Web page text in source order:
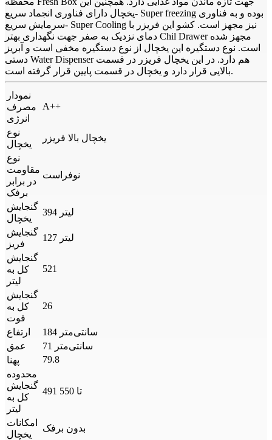
یخچال دارای فناوری انجماد سریع- Super freezing بوده و به فناوری
سرمایش سریع- Super Cooling نیز مجهز است. کشو این فریزر با
دمای نزدیک به صفر جهت نگهداری بهتر Chil Drawer مجهز شده
است. نوع دستگیره این یخچال از نوع دستگیره مخفی است و آبریز
دستی Water Dispenser هم دارد. در این یخچال فریزر در قسمت
بالایی قرار دارد و یخچال در قسمت پایین قرار گرفته است.
نمودار
مصرف
انرژی
A++
نوع
یخچال
یخچال بالا فریزر
نوع
مقاومت
در برابر
برفک
نوفراست
گنجایش
یخچال
394 لیتر
گنجایش
فریز
127 لیتر
گنجایش
کل به
لیتر
521
گنجایش
کل به
فوت
26
ارتفاع
184 سانتی‌متر
عمق
71 سانتی‌متر
پهنا
79.8
محدوده
گنجایش
کل به
لیتر
491 تا 550
امکانات
یخچال
بدون برفک